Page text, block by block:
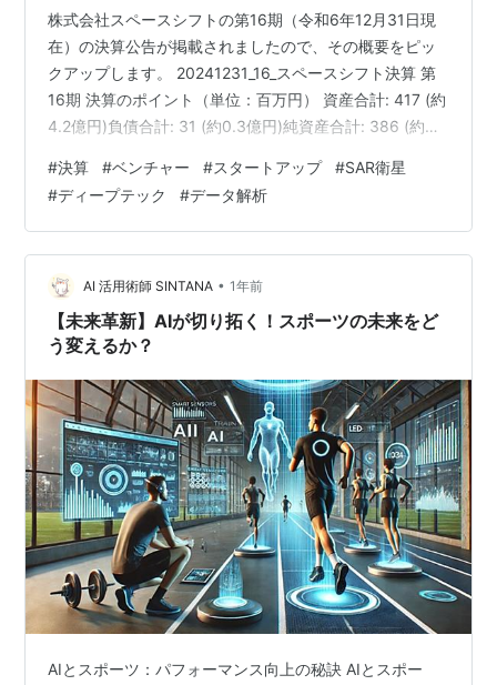
株式会社スペースシフトの第16期（令和6年12月31日現
在）の決算公告が掲載されましたので、その概要をピッ
クアップします。 20241231_16_スペースシフト決算 第
16期 決算のポイント（単位：百万円） 資産合計: 417 (約
4.2億円)負債合計: 31 (約0.3億円)純資産合計: 386 (約
当期純損失として253百万円（約2.5億円）が計上されて
います。これは、世界最先端の技術開発に挑むディープ
テック・スタートアップとしての、研究開発への大規模
な先行投資を反映したものです。628百万円（約6.3億
円）という潤沢…
#決算 #ベンチャー #スタートアップ #SAR衛星
#ディープテック #データ解析
AI 活用術師 SINTANA • 1年前
【未来革新】AIが切り拓く！スポーツの未来をど
う変えるか？
AIとスポーツ：パフォーマンス向上の秘訣 AIとスポー